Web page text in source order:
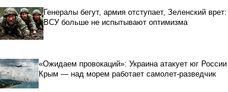
Генералы бегут, армия отступает, Зеленский врет:
ВСУ больше не испытывают оптимизма
«Ожидаем провокаций»: Украина атакует юг
Крым — над морем работает самолет-разведчик